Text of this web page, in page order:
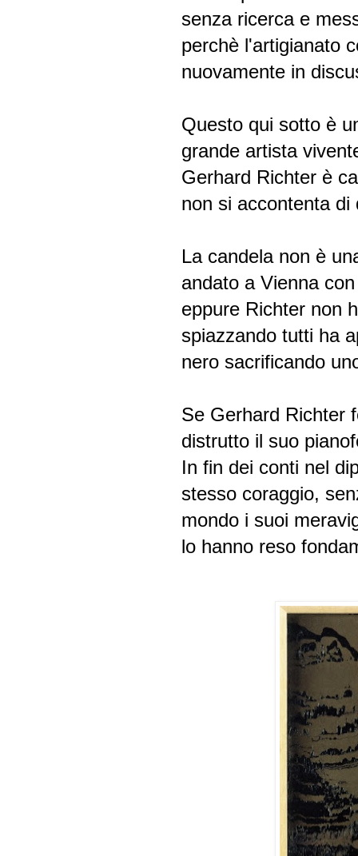
senza ricerca e
perchè l'artigianato
nuovamente in
Questo qui sotto è
grande artista
Gerhard Richter è
non si accontenta
La candela non è
andato a Vienna
eppure Richter non
spiazzando tutti ha
nero sacrificando
Se Gerhard Richter
distrutto il suo
In fin dei conti nel
stesso coraggio,
mondo i suoi
lo hanno reso